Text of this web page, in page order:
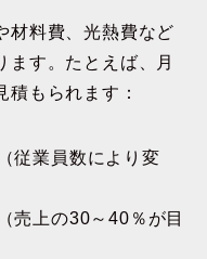
材料費、光熱費など
ます。たとえば、月
もられます：
業員数により変
上の30～40％が目